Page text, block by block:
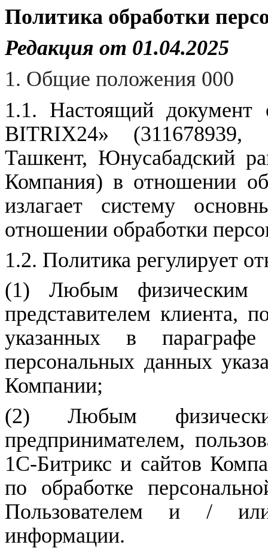
Политика обработки
Редакция от 01.04.2025
1. Общие положения 000
1.1. Настоящий документ
BITRIX24» (311678939,
Ташкент, Юнусабадский
Компания) в отношении
излагает систему
отношении обработки
1.2. Политика регулирует
(1)Любым физическим
представителем клиента,
указанных в
персональных данных
Компании;
(2)Любым
предпринимателем,
1С-Битрикс и сайтов
по обработке
Пользователем и /
информации.